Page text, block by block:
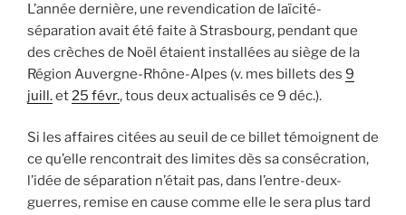
L’année dernière, une revendication de laïcité-
séparation avait été faite à Strasbourg, pendant que
des crèches de Noël étaient installées au siège de la
Région Auvergne-Rhône-Alpes (v. mes billets des 9
juill.et25 févr., tous deux actualisés ce 9 déc.).
Si les affaires citées au seuil de ce billet témoignent de
ce qu’elle rencontrait des limites dès sa consécration,
l’idée de séparation n’était pas, dans l’entre-deux-
guerres, remise en cause comme elle le sera plus tard